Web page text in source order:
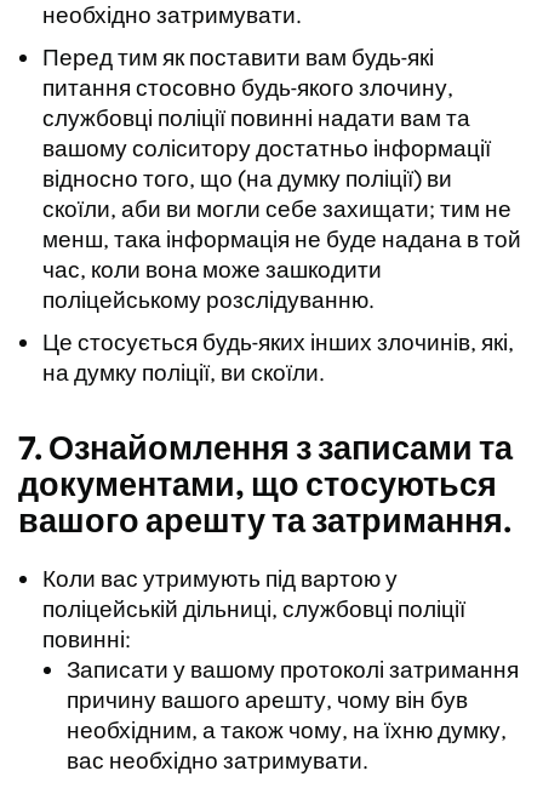
необхідно затримувати.
Перед тим як поставити вам будь-які
питання стосовно будь-якого злочину,
службовці поліції повинні надати вам та
вашому соліситору достатньо інформації
відносно того, що (на думку поліції) ви
скоїли, аби ви могли себе захищати; тим не
менш, така інформація не буде надана в той
час, коли вона може зашкодити
поліцейському розслідуванню.
Це стосується будь-яких інших злочинів, які,
на думку поліції, ви скоїли.
7. Ознайомлення з записами та
документами, що стосуються
вашого арешту та затримання.
Коли вас утримують під вартою у
поліцейській дільниці, службовці поліції
повинні:
Записати у вашому протоколі затримання
причину вашого арешту, чому він був
необхідним, а також чому, на їхню думку,
вас необхідно затримувати.